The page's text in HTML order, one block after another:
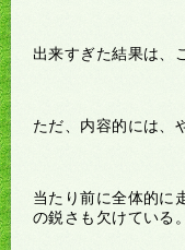
出来すぎた結果は、
ただ、内容的には、
当たり前に全体的に
の鋭さも欠けている。